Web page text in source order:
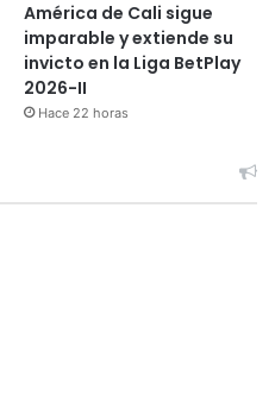
América de Cali sigue
imparable y extiende su
invicto en la Liga BetPlay
2026-II
Hace 22 horas